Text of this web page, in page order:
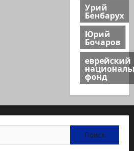
Урий
Бенбарух
Юрий
Бочаров
еврейский
фонд